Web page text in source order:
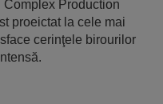
Production
proeictat la cele mai
cerinţele birourilor